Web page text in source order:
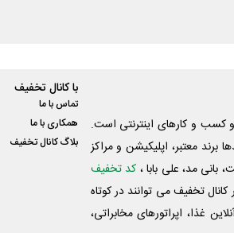
کسب و‌ کارهای اینترنتی است.
معتبر، اپلیکیشن و مراکز
بانی مد، علی‌ بابا ، کد تخفیف
تخفیف می توانند در کوتاه
غذا، اپراتورهای مخابراتی،
با کانال تخفیف
تماس با ما
همکاری با ما
بلاگ کانال تخفیف